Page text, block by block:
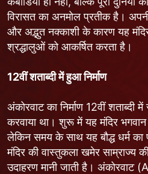
विरासत का अनमोल प्रतीक है।
और अद्भुत नक्काशी के कारण यह
श्रद्धालुओं को आकर्षित करता है।
12वीं शताब्दी में हुआ निर्माण
अंकोरवाट का निर्माण 12वीं शताब्दी में
करवाया था। शुरू में यह मंदिर भगवान
लेकिन समय के साथ यह बौद्ध धर्म
मंदिर की वास्तुकला खमेर साम्राज्य
उदाहरण मानी जाती है। अंकोरवाट